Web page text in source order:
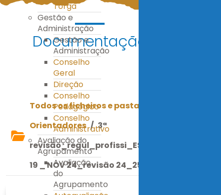
Torga
Gestão e
Administração
Gestão e
Administração
Conselho
Geral
Direção
Conselho
Pedagógico
Conselho
Administrativo
Avaliação do
Agrupamento
Avaliação
do
Agrupamento
Documentação
Todos os ficheiros e pastas
Orientadores / 3ª
revisão_regul_profissi_ESMT_2ª revisão_
19 _ NOV 24_revisão 24_25.pdf